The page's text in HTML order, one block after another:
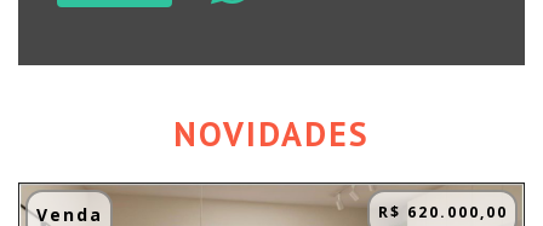
NOVIDADES
Venda R$ 620.000,00